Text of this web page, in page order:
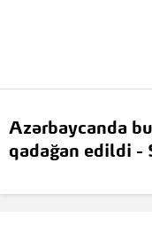
Azərbaycanda
qadağan edildi -